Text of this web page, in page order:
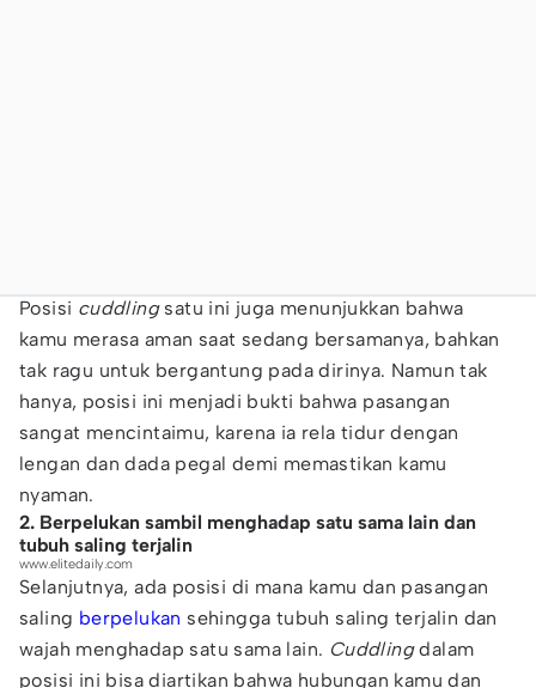
Posisi cuddlingsatu ini juga menunjukkan bahwa
kamu merasa aman saat sedang bersamanya, bahkan
tak ragu untuk bergantung pada dirinya. Namun tak
hanya, posisi ini menjadi bukti bahwa pasangan
sangat mencintaimu, karena ia rela tidur dengan
lengan dan dada pegal demi memastikan kamu
nyaman.
2. Berpelukan sambil menghadap satu sama lain dan
tubuh saling terjalin
www.elitedaily.com
Selanjutnya, ada posisi di mana kamu dan pasangan
saling berpelukan sehingga tubuh saling terjalin dan
wajah menghadap satu sama lain. Cuddlingdalam
posisi ini bisa diartikan bahwa hubungan kamu dan